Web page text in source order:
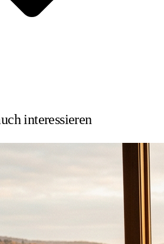
interessieren